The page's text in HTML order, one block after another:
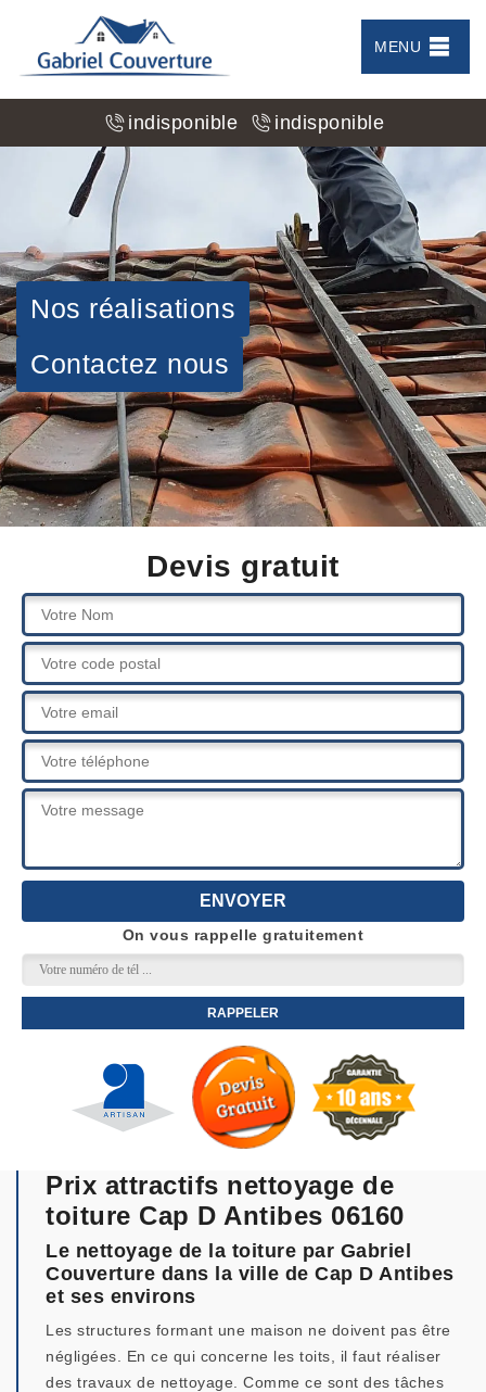
MENU
indisponible indisponible
Nos réalisations
Contactez nous
Devis gratuit
On vous rappelle gratuitement
Prix attractifs nettoyage de
toiture Cap D Antibes 06160
Le nettoyage de la toiture par Gabriel
Couverture dans la ville de Cap D Antibes
et ses environs
Les structures formant une maison ne doivent pas être
négligées. En ce qui concerne les toits, il faut réaliser
des travaux de nettoyage. Comme ce sont des tâches